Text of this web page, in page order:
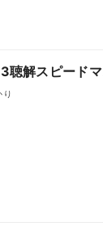
聴解スピード